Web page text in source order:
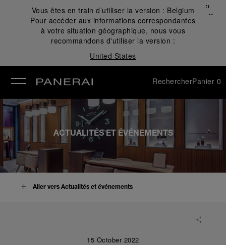
Vous êtes en train d’utiliser la version : Belgium
Pour accéder aux informations correspondantes
à votre situation géographique, nous vous
recommandons d'utiliser la version :
United States
Fermer
✕
RechercherPanier 0
ACTUALITÉS ET ÉVÉNEMENTS
Aller vers Actualités et événements
15 October 2022